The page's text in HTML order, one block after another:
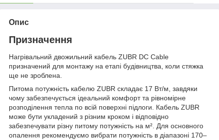
Опис
Призначення
Нагрівальний двожильний кабель ZUBR DC Cable
призначений для монтажу на етапі будівництва, коли стяжка
ще не зроблена.
Питома потужність кабелю ZUBR складає 17 Вт/м, завдяки
чому забезпечується ідеальний комфорт та рівномірне
розподілення тепла по всій поверхні підлоги. Кабель ZUBR
може бути укладений з різним кроком і відповідно
забезпечувати різну питому потужність на м². Для основного
опалення рекомендуємо вибрати потужність в діапазоні 170–